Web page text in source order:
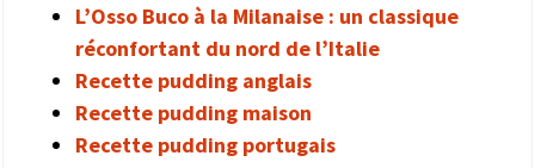
L’Osso Buco à la Milanaise : un classique
réconfortant du nord de l’Italie
Recette pudding anglais
Recette pudding maison
Recette pudding portugais